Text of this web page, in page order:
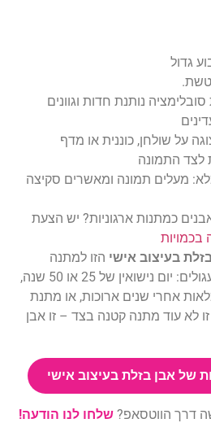
נותנת חדות וגוונים
על שולחן, כוננית או מדף
לצד התמונה
מעלים תמונה ומאשרים סקיצה
כמתנות ארגוניות? יש הצעת
בכמויות
בעיצוב אישי הזו למתנה
שמתאימה בדיוק לרגעים העגולים: יום נישואין של 25 או 50 שנה,
אחרי שנים ארוכות, או מתנת
לא עוד מתנה קטנה בצד – זו אבן
של אבן בזלת בעיצוב אישי
דרך הווטסאפ?שלחו לנו הודעה!